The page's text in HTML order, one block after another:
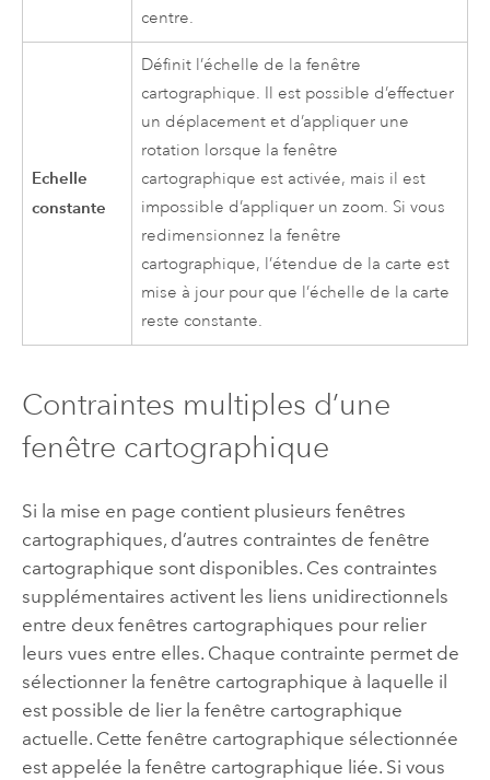
centre.
Echelle
constante
Définit l’échelle de la fenêtre
cartographique. Il est possible d’effectuer
un déplacement et d’appliquer une
rotation lorsque la fenêtre
cartographique est activée, mais il est
impossible d’appliquer un zoom. Si vous
redimensionnez la fenêtre
cartographique, l’étendue de la carte est
mise à jour pour que l’échelle de la carte
reste constante.
Contraintes multiples d’une
fenêtre cartographique
Si la mise en page contient plusieurs fenêtres
cartographiques, d’autres contraintes de fenêtre
cartographique sont disponibles. Ces contraintes
supplémentaires activent les liens unidirectionnels
entre deux fenêtres cartographiques pour relier
leurs vues entre elles. Chaque contrainte permet de
sélectionner la fenêtre cartographique à laquelle il
est possible de lier la fenêtre cartographique
actuelle. Cette fenêtre cartographique sélectionnée
est appelée la fenêtre cartographique liée. Si vous